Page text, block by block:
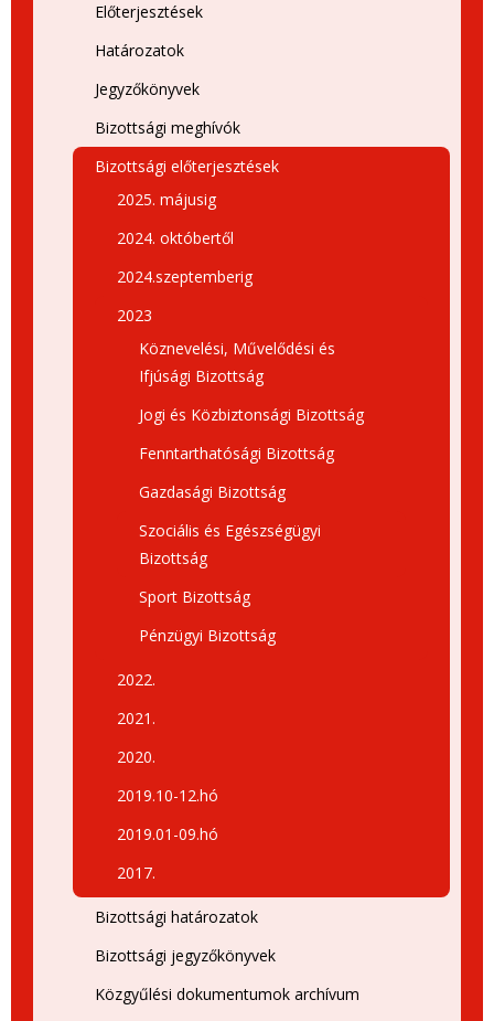
Előterjesztések
Határozatok
Jegyzőkönyvek
Bizottsági meghívók
Bizottsági előterjesztések
2025. májusig
2024. októbertől
2024.szeptemberig
2023
Köznevelési, Művelődési és
Ifjúsági Bizottság
Jogi és Közbiztonsági Bizottság
Fenntarthatósági Bizottság
Gazdasági Bizottság
Szociális és Egészségügyi
Bizottság
Sport Bizottság
Pénzügyi Bizottság
2022.
2021.
2020.
2019.10-12.hó
2019.01-09.hó
2017.
Bizottsági határozatok
Bizottsági jegyzőkönyvek
Közgyűlési dokumentumok archívum